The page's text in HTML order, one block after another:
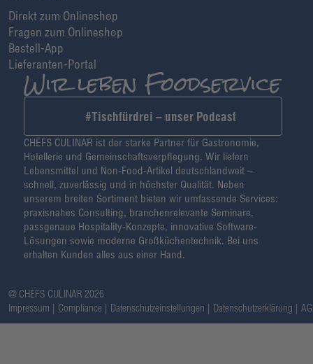
Direkt zum Onlineshop
Fragen zum Onlineshop
Bestell-App
Lieferanten-Portal
#Tischfürdrei – unser Podcast
CHEFS CULINAR ist der starke Partner für Gastronomie,
Hotellerie und Gemeinschaftsverpflegung. Wir liefern
Lebensmittel und Non-Food-Artikel deutschlandweit –
schnell, zuverlässig und in höchster Qualität. Neben
unserem breiten Sortiment bieten wir umfassende Services:
praxisnahes Consulting, branchenrelevante Seminare,
passgenaue Hospitality-Konzepte, innovative Software-
Lösungen sowie moderne Großküchentechnik. Bei uns
erhalten Kunden alles aus einer Hand.
@ CHEFS CULINAR 2026
Impressum
Compliance Datenschutzeinstellungen Datenschutzerklärung